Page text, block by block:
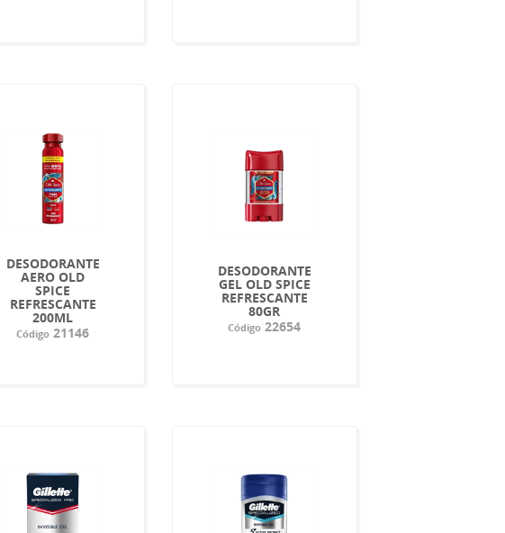
DESODORANTE
AERO OLD
SPICE
REFRESCANTE
200ML
Código 21146
DESODORANTE
GEL OLD SPICE
REFRESCANTE
80GR
Código 22654